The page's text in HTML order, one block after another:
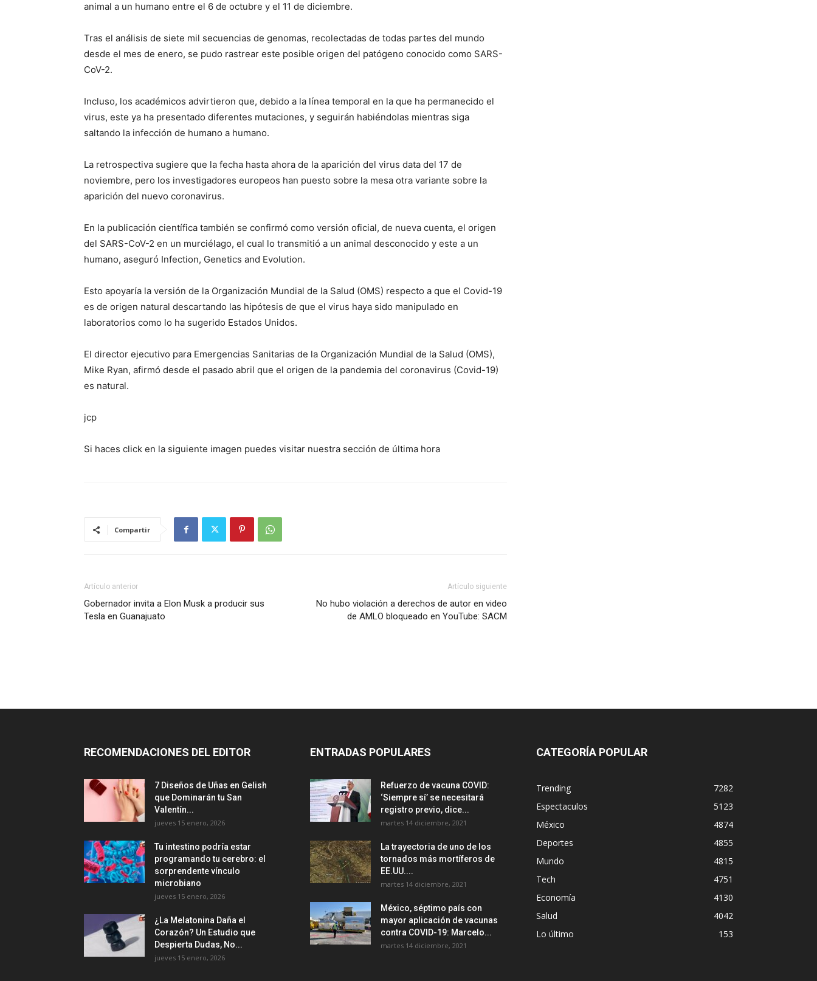
animal a un humano entre el 6 de octubre y el 11 de diciembre.
Tras el análisis de siete mil secuencias de genomas, recolectadas de todas partes del mundo
desde el mes de enero, se pudo rastrear este posible origen del patógeno conocido como SARS-
CoV-2.
Incluso, los académicos advirtieron que, debido a la línea temporal en la que ha permanecido el
virus, este ya ha presentado diferentes mutaciones, y seguirán habiéndolas mientras siga
saltando la infección de humano a humano.
La retrospectiva sugiere que la fecha hasta ahora de la aparición del virus data del 17 de
noviembre, pero los investigadores europeos han puesto sobre la mesa otra variante sobre la
aparición del nuevo coronavirus.
En la publicación científica también se confirmó como versión oficial, de nueva cuenta, el origen
del SARS-CoV-2 en un murciélago, el cual lo transmitió a un animal desconocido y este a un
humano, aseguró Infection, Genetics and Evolution.
Esto apoyaría la versión de la Organización Mundial de la Salud (OMS) respecto a que el Covid-19
es de origen natural descartando las hipótesis de que el virus haya sido manipulado en
laboratorios como lo ha sugerido Estados Unidos.
El director ejecutivo para Emergencias Sanitarias de la Organización Mundial de la Salud (OMS),
Mike Ryan, afirmó desde el pasado abril que el origen de la pandemia del coronavirus (Covid-19)
es natural.
jcp
Si haces click en la siguiente imagen puedes visitar nuestra sección de última hora
Compartir
Artículo anterior
Gobernador invita a Elon Musk a producir sus
Tesla en Guanajuato
Artículo siguiente
No hubo violación a derechos de autor en video
de AMLO bloqueado en YouTube: SACM
RECOMENDACIONES DEL EDITOR
7 Diseños de Uñas en Gelish
que Dominarán tu San
Valentín...
jueves 15 enero, 2026
Tu intestino podría estar
programando tu cerebro: el
sorprendente vínculo
microbiano
jueves 15 enero, 2026
¿La Melatonina Daña el
Corazón? Un Estudio que
Despierta Dudas, No...
jueves 15 enero, 2026
ENTRADAS POPULARES
Refuerzo de vacuna COVID:
‘Siempre sí’ se necesitará
registro previo, dice...
martes 14 diciembre, 2021
La trayectoria de uno de los
tornados más mortíferos de
EE.UU....
martes 14 diciembre, 2021
México, séptimo país con
mayor aplicación de vacunas
contra COVID-19: Marcelo...
martes 14 diciembre, 2021
CATEGORÍA POPULAR
Trending
7282
Espectaculos
5123
México
4874
Deportes
4855
Mundo
4815
Tech
4751
Economía
4130
Salud
4042
Lo último
153